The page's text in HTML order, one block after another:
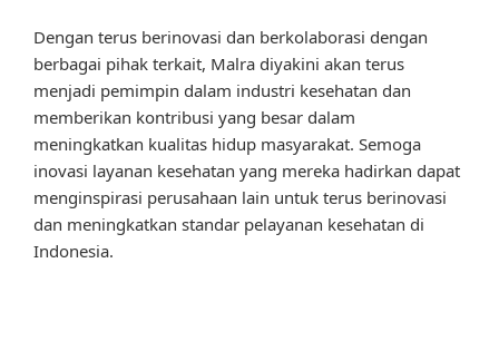
Dengan terus berinovasi dan berkolaborasi dengan
berbagai pihak terkait, Malra diyakini akan terus
menjadi pemimpin dalam industri kesehatan dan
memberikan kontribusi yang besar dalam
meningkatkan kualitas hidup masyarakat. Semoga
inovasi layanan kesehatan yang mereka hadirkan dapat
menginspirasi perusahaan lain untuk terus berinovasi
dan meningkatkan standar pelayanan kesehatan di
Indonesia.